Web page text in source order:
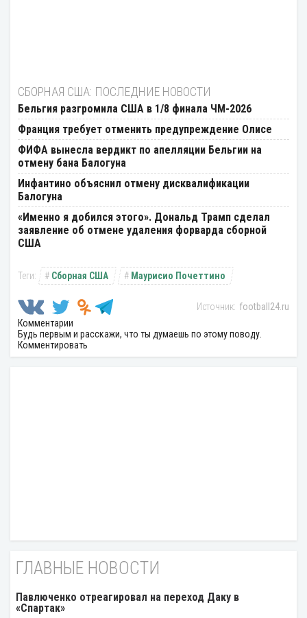
СБОРНАЯ США: ПОСЛЕДНИЕ НОВОСТИ
Бельгия разгромила США в 1/8 финала ЧМ-2026
Франция требует отменить предупреждение Олисе
ФИФА вынесла вердикт по апелляции Бельгии на
отмену бана Балогуна
Инфантино объяснил отмену дисквалификации
Балогуна
«Именно я добился этого». Дональд Трамп сделал
заявление об отмене удаления форварда сборной
США
Сборная США Маурисио Почеттино
football24.ru
Комментарии
Будь первым и расскажи, что ты думаешь по этому поводу.
Комментировать
ГЛАВНЫЕ НОВОСТИ
Павлюченко отреагировал на переход Даку в
«Спартак»